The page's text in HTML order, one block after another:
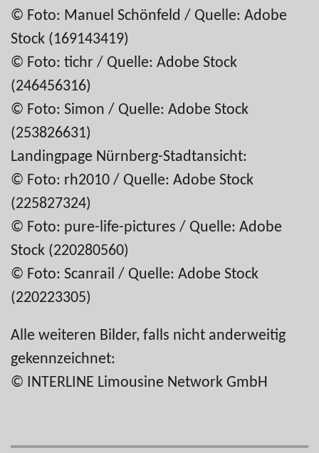
© Foto: Manuel Schönfeld / Quelle: Adobe
Stock (169143419)
© Foto: tichr / Quelle: Adobe Stock
(246456316)
© Foto: Simon / Quelle: Adobe Stock
(253826631)
Landingpage Nürnberg-Stadtansicht:
© Foto: rh2010 / Quelle: Adobe Stock
(225827324)
© Foto: pure-life-pictures / Quelle: Adobe
Stock (220280560)
© Foto: Scanrail / Quelle: Adobe Stock
(220223305)
Alle weiteren Bilder, falls nicht anderweitig
gekennzeichnet:
© INTERLINE Limousine Network GmbH